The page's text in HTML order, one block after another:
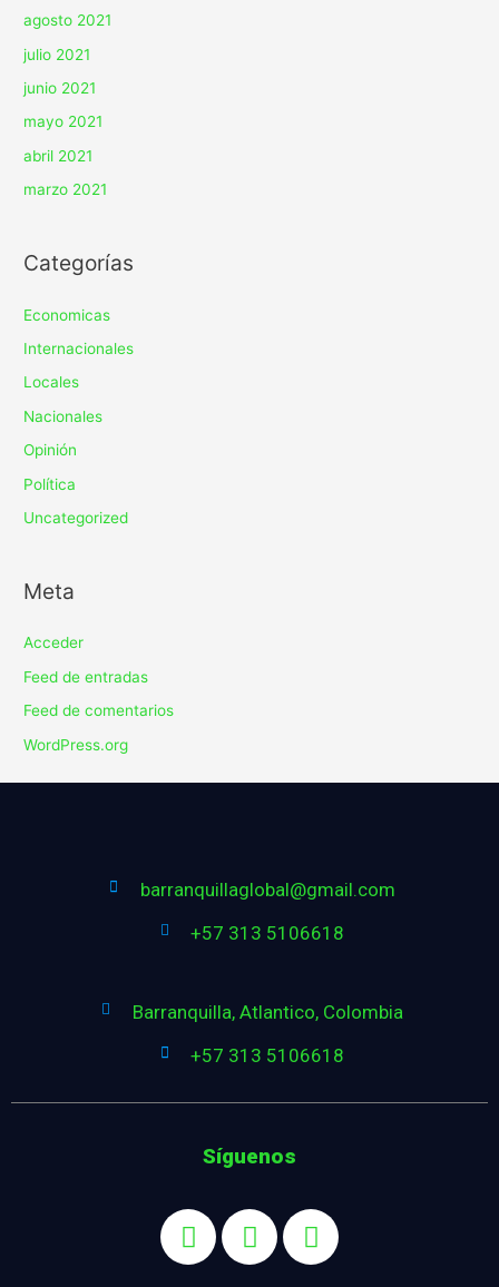
agosto 2021
julio 2021
junio 2021
mayo 2021
abril 2021
marzo 2021
Categorías
Economicas
Internacionales
Locales
Nacionales
Opinión
Política
Uncategorized
Meta
Acceder
Feed de entradas
Feed de comentarios
WordPress.org
barranquillaglobal@gmail.com
+57 313 5106618
Barranquilla, Atlantico, Colombia
+57 313 5106618
Síguenos